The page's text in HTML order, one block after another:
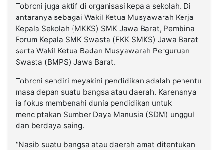
Tobroni juga aktif di organisasi kepala sekolah. Di
antaranya sebagai Wakil Ketua Musyawarah Kerja
Kepala Sekolah (MKKS) SMK Jawa Barat, Pembina
Forum Kepala SMK Swasta (FKK SMKS) Jawa Barat
serta Wakil Ketua Badan Musyawarah Perguruan
Swasta (BMPS) Jawa Barat.
Tobroni sendiri meyakini pendidikan adalah penentu
masa depan suatu bangsa atau daerah. Karenanya
ia fokus membenahi dunia pendidikan untuk
menciptakan Sumber Daya Manusia (SDM) unggul
dan berdaya saing.
“Nasib suatu bangsa atau daerah amat ditentukan